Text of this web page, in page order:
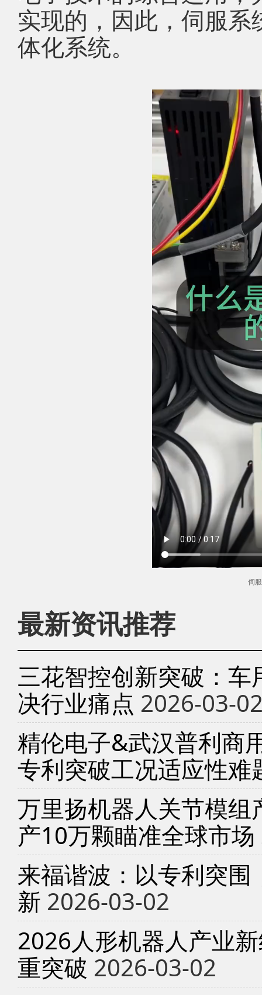
实现的，因此，伺服
体化系统。
伺
最新资讯推荐
三花智控创新突破：
决行业痛点 2026-03-
精伦电子&武汉普利商
专利突破工况适应性难
万里扬机器人关节模
产10万颗瞄准全球市场
来福谐波：以专利突
新 2026-03-02
2026人形机器人产业
重突破 2026-03-02